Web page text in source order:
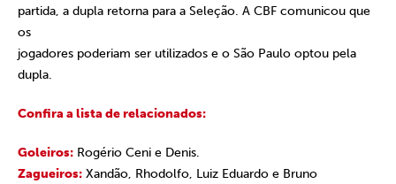
partida, a dupla retorna para a Seleção. A CBF comunicou que
os
jogadores poderiam ser utilizados e o São Paulo optou pela
dupla.
Confira a lista de relacionados:
Goleiros: Rogério Ceni e Denis.
Zagueiros: Xandão, Rhodolfo, Luiz Eduardo e Bruno